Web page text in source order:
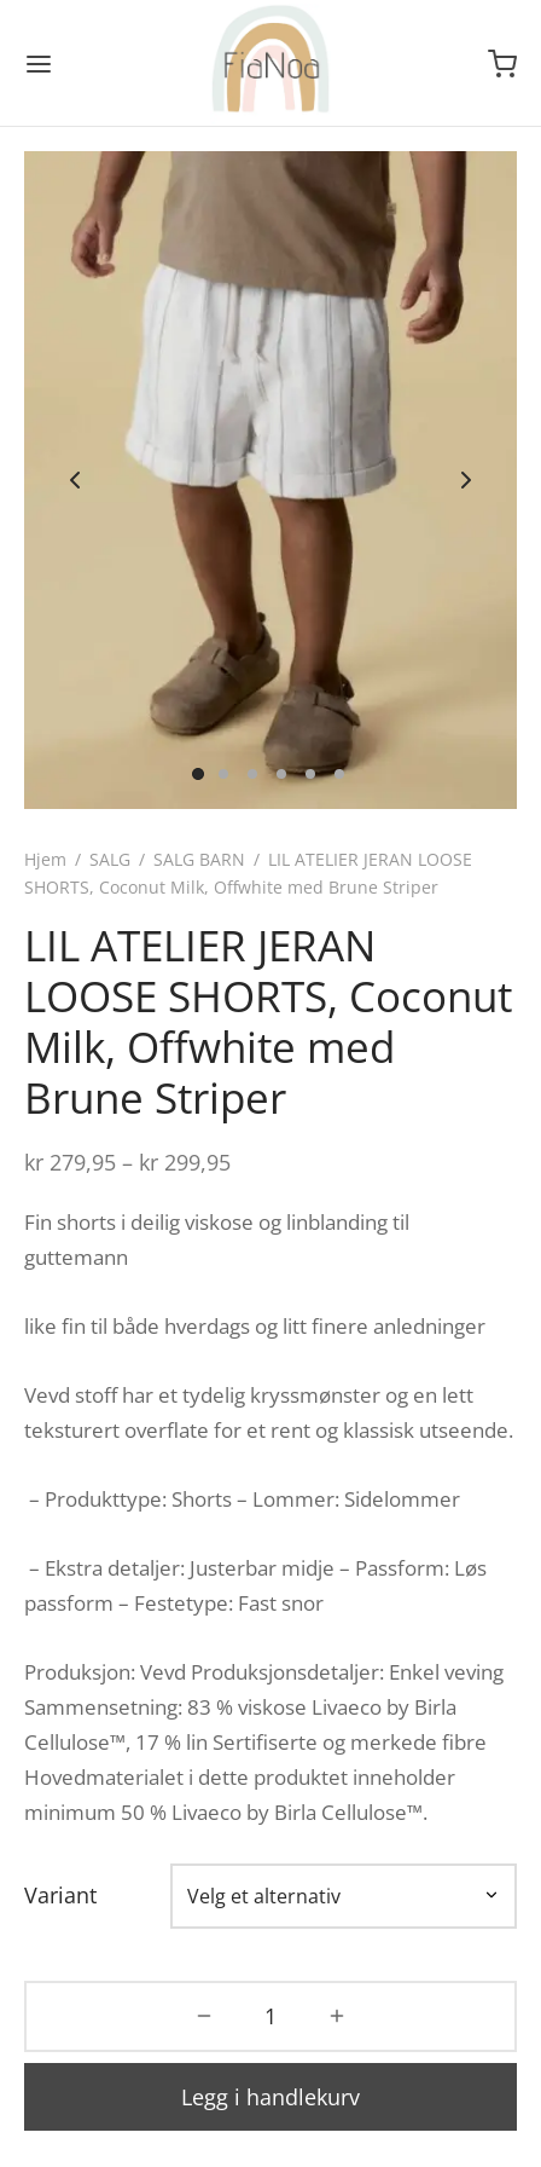
Hjem / SALG / SALG BARN / LIL ATELIER JERAN LOOSE
SHORTS, Coconut Milk, Offwhite med Brune Striper
LIL ATELIER JERAN
LOOSE SHORTS, Coconut
Milk, Offwhite med
Brune Striper
kr 279,95 – kr 299,95Prisområde:
kr 299,95
Fin shorts i deilig viskose og linblanding til
guttemann
like fin til både hverdags og litt finere anledninger
Vevd stoff har et tydelig kryssmønster og en lett
teksturert overflate for et rent og klassisk utseende.
– Produkttype: Shorts – Lommer: Sidelommer
– Ekstra detaljer: Justerbar midje – Passform: Løs
passform – Festetype: Fast snor
Produksjon: Vevd Produksjonsdetaljer: Enkel veving
Sammensetning: 83 % viskose Livaeco by Birla
Cellulose™, 17 % lin Sertifiserte og merkede fibre
Hovedmaterialet i dette produktet inneholder
minimum 50 % Livaeco by Birla Cellulose™.
Variant
Legg i handlekurv